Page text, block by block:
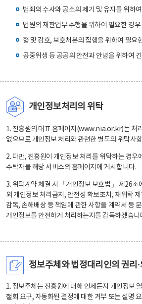
범죄의 수사와 공소의 제기 및 유지를 위하
법원의 재판업무 수행을 위하여 필요한 경우
형 및 감호, 보호처분의 집행을 위하여 필요
공중위생 등 공공의 안전과 안녕을 위하여
개인정보처리의 위탁
1. 진흥원의 대표 홈페이지(www.nia.or.kr)는 처
없으므로 개인정보 처리와 관련한 별도의 위탁사
2. 다만, 진흥원이 개인정보 처리를 위탁하는 경우
수탁자를 해당 서비스의 홈페이지에 게시합니다.
3. 위탁계약 체결 시 「개인정보 보호법」 제26조
외 개인정보 처리금지, 안전성 확보조치, 재위탁
감독, 손해배상 등 책임에 관한 사항을 계약서 등
개인정보를 안전하게 처리하는지를 감독하겠습니
정보주체와 법정대리인의 권리
1. 정보주체는 진흥원에 대해 언제든지 개인정보
철회 요구, 자동화된 결정에 대한 거부 또는 설명